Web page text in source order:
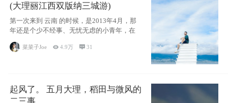
(大理丽江西双版纳三城游)
第一次来到 云南 的时候，是2013年4月，那
年还是个少不经事、无忧无虑的小青年，在
菜菜子Joe 4.9万  31
起风了。 五月大理，稻田与微风的